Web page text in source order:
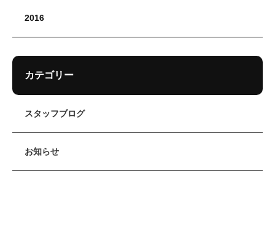
2016
カテゴリー
スタッフブログ
お知らせ